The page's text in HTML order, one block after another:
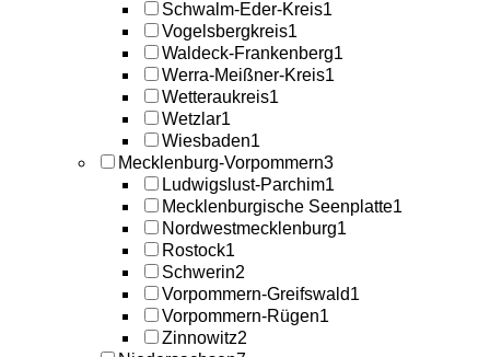
Schwalm-Eder-Kreis1
Vogelsbergkreis1
Waldeck-Frankenberg1
Werra-Meißner-Kreis1
Wetteraukreis1
Wetzlar1
Wiesbaden1
Mecklenburg-Vorpommern3
Ludwigslust-Parchim1
Mecklenburgische Seenplatte1
Nordwestmecklenburg1
Rostock1
Schwerin2
Vorpommern-Greifswald1
Vorpommern-Rügen1
Zinnowitz2